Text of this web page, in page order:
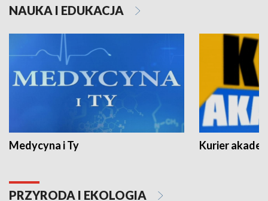
NAUKA I EDUKACJA
Medycyna i Ty Kurier
PRZYRODA I EKOLOGIA